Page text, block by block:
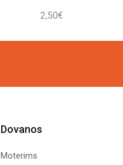
2,50€
Dovanos
Moterims